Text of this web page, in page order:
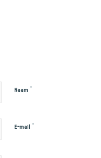
Naam *
E-mail *